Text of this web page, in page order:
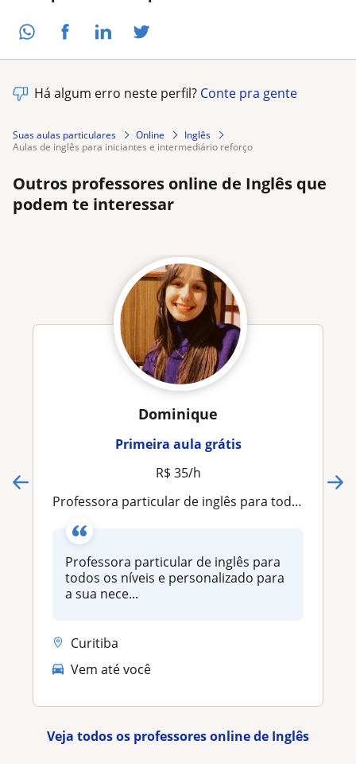
Há algum erro neste perfil? Conte pra gente
Suas aulas particulares Online
Inglês
aulas de inglês para iniciantes e intermediário reforço
Outros professores online de Inglês que
podem te interessar
Dominique
Primeira aula grátis
R$ 35/h
Professora particular de inglês para todos os níveis e personalizado para a sua necessidade
Professora particular de inglês para
todos os níveis e personalizado para
a sua nece...
Curitiba
Vem até você
Veja todos os professores online de Inglês